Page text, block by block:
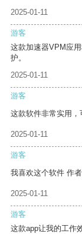
2025-01-11
游客
这款加速器VPM应
护。
2025-01-11
游客
这款软件非常实用，
2025-01-11
游客
我喜欢这个软件 作
2025-01-11
游客
这款app让我的工作